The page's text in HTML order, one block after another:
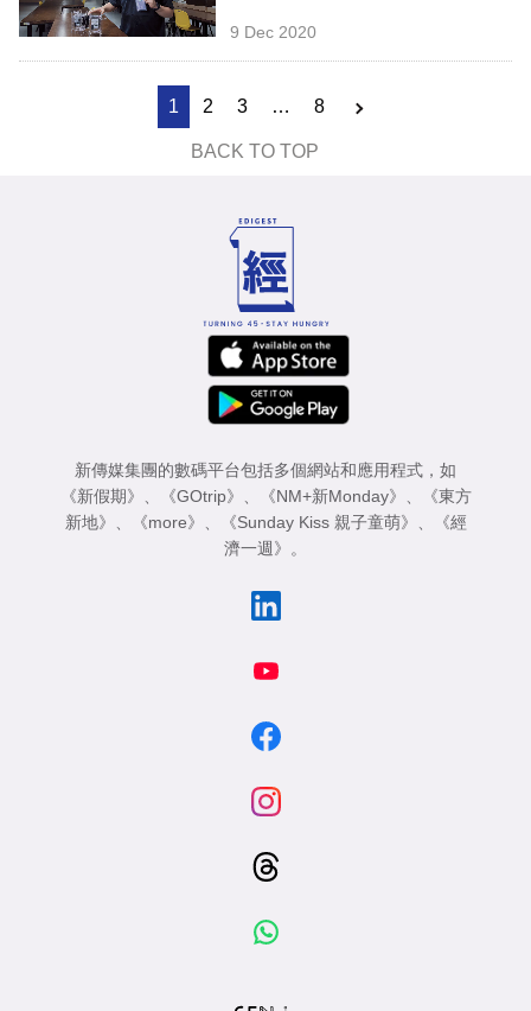
9 Dec 2020
1 2 3 … 8
BACK TO TOP
新傳媒集團的數碼平台包括多個網站和應用程式，如
《新假期》 、 《GOtrip》 、 《NM+新Monday》 、
《東方
新地》 、 《more》 、 《Sunday Kiss 親子童萌》 、
《經
濟一週》 。